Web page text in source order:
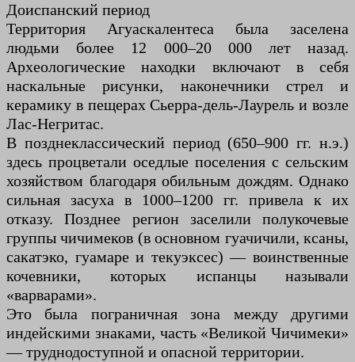
Доиспанский период
Территория Агуаскалентеса была заселена
людьми более 12 000–20 000 лет назад.
Археологические находки включают в себя
наскальные рисунки, наконечники стрел и
керамику в пещерах Сьерра-дель-Лаурель и возле
Лас-Негритас.
В позднеклассический период (650–900 гг. н.э.)
здесь процветали оседлые поселения с сельским
хозяйством благодаря обильным дождям. Однако
сильная засуха в 1000–1200 гг. привела к их
отказу. Позднее регион заселили полукочевые
группы чичимеков (в основном гуачичили, ксаны,
сакатэко, гуамаре и текуэксес) — воинственные
кочевники, которых испанцы называли
«варварами».
Это была пограничная зона между другими
индейскими знаками, часть «Великой Чичимеки»
— труднодоступной и опасной территории.